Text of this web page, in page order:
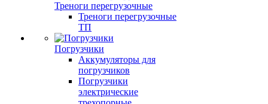
Треноги перегрузочные
Треноги перегрузочные
ТП
Погрузчики
Аккумуляторы для
погрузчиков
Погрузчики
электрические